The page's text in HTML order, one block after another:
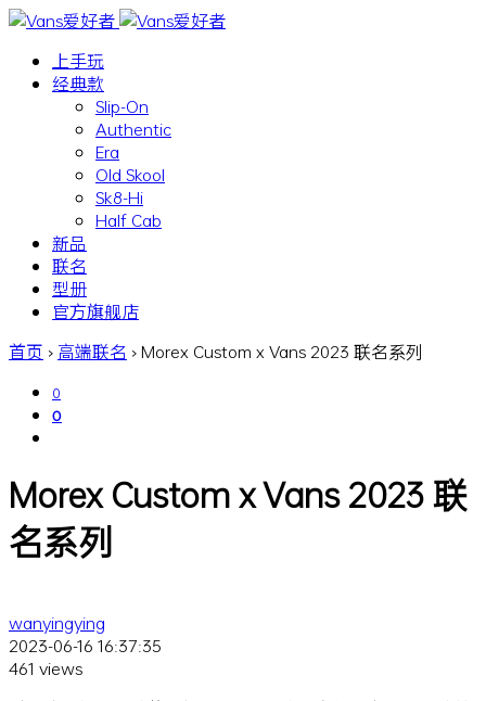
上手玩
经典款
Slip-On
Authentic
Era
Old Skool
Sk8-Hi
Half Cab
新品
联名
型册
官方旗舰店
首页 › 高端联名 ›Morex Custom x Vans 2023 联名系列
0
0
Morex Custom x Vans 2023 联
名系列
wanyingying
2023-06-16 16:37:35
461 views